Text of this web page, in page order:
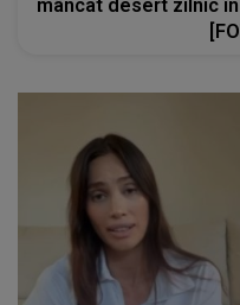
mâncat desert zilnic